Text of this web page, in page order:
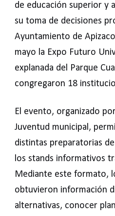
de educación superior y
su toma de decisiones
Ayuntamiento de
mayo la Expo Futuro
explanada del Parque
congregaron 18
El evento, organizado
Juventud municipal,
distintas preparatorias
los stands informativos
Mediante este formato,
obtuvieron información
alternativas, conocer